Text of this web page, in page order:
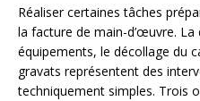
Réaliser certaines tâches
la facture de main-d’œuvre. La
équipements, le décollage du
gravats représentent des
techniquement simples. Trois